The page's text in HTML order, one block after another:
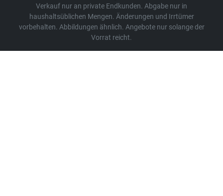
Verkauf nur an private Endkunden. Abgabe nur in
haushaltsüblichen Mengen. Änderungen und Irrtümer
vorbehalten. Abbildungen ähnlich. Angebote nur solange der
Vorrat reicht.